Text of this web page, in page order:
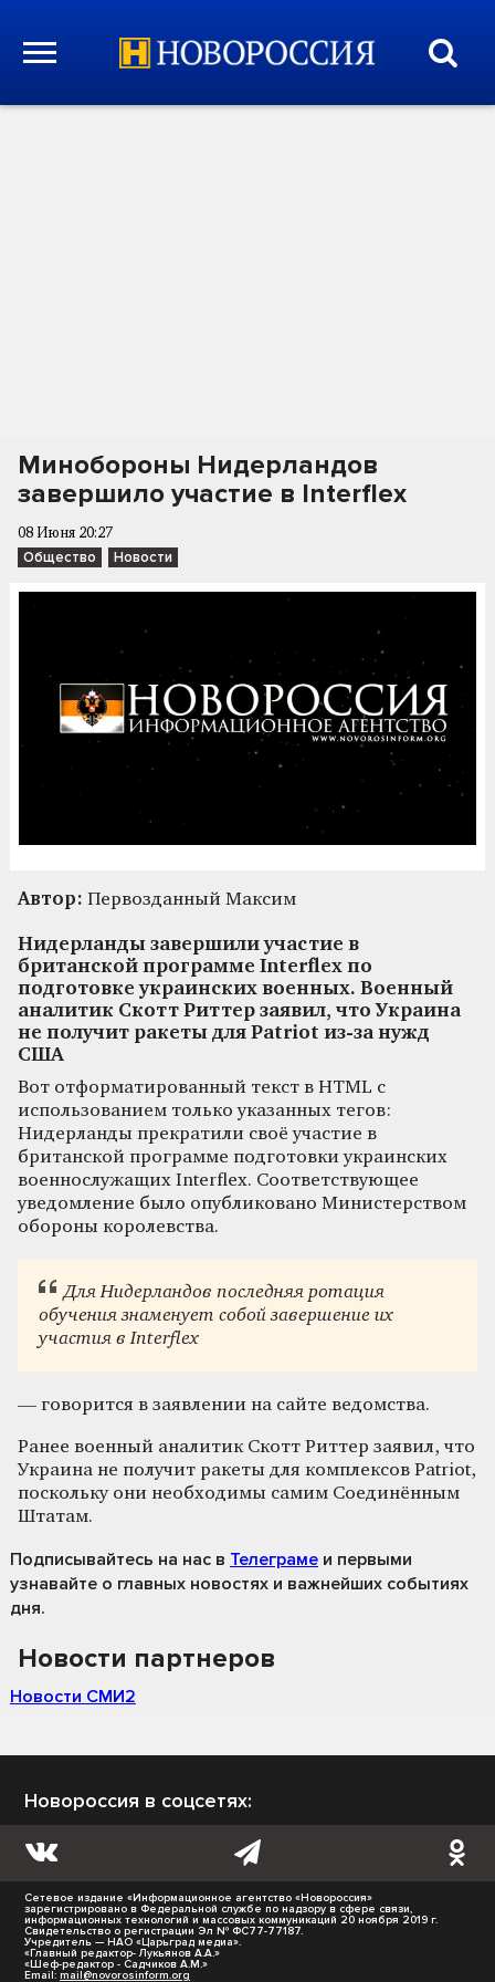
Минобороны Нидерландов
завершило участие в Interflex
08 Июня 20:27
Общество Новости
Автор: Первозданный Максим
Нидерланды завершили участие в
британской программе Interflex по
подготовке украинских военных. Военный
аналитик Скотт Риттер заявил, что Украина
не получит ракеты для Patriot из-за нужд
США
Вот отформатированный текст в HTML с
использованием только указанных тегов:
Нидерланды прекратили своё участие в
британской программе подготовки украинских
военнослужащих Interflex. Соответствующее
уведомление было опубликовано Министерством
обороны королевства.
Для Нидерландов последняя ротация
обучения знаменует собой завершение их
участия в Interflex
— говорится в заявлении на сайте ведомства.
Ранее военный аналитик Скотт Риттер заявил, что
Украина не получит ракеты для комплексов Patriot,
поскольку они необходимы самим Соединённым
Штатам.
Подписывайтесь на нас в Телеграме и первыми
узнавайте о главных новостях и важнейших событиях
дня.
Новости партнеров
Новости СМИ2
Новороссия в соцсетях:
Сетевое издание «Информационное агентство «Новороссия»
зарегистрировано в Федеральной службе по надзору в сфере связи,
информационных технологий и массовых коммуникаций 20 ноября 2019 г.
Свидетельство о регистрации Эл № ФС77-77187.
Учредитель — НАО «Царьград медиа».
«Главный редактор- Лукьянов А.А.»
«Шеф-редактор - Садчиков А.М.»
Email: mail@novorosinform.org